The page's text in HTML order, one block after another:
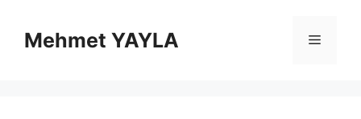
Mehmet YAYLA Menü